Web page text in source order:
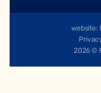
2026 ©
website: